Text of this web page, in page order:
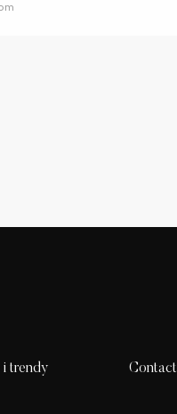
i trendy Contact